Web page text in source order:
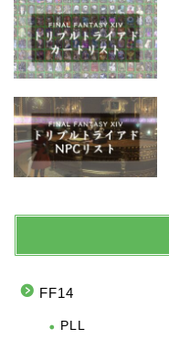
FF14
PLL